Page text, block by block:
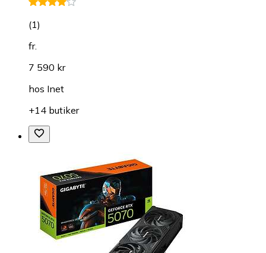
(1)
fr.
7 590 kr
hos Inet
+14 butiker